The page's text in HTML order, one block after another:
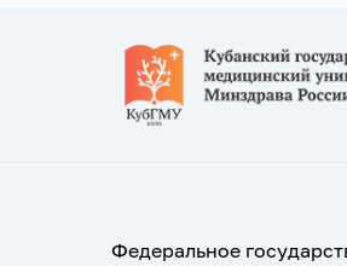
Федеральное